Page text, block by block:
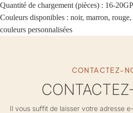
Quantité de chargement (pièces) : 16-
Couleurs disponibles : noir, marron, rouge,
couleurs personnalisées
CONTACTEZ-
Il vous suffit de laisser votre adresse